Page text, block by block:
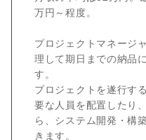
万円～程度。
プロジェクトマネージ
理して期日までの納品
す。
プロジェクトを遂行す
要な人員を配置したり
ら、システム開発・構
きます。